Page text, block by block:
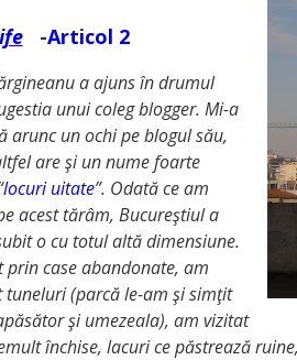
-Articol 2
a ajuns în drumul
unui coleg blogger. Mi-a
arunc un ochi pe blogul său,
are şi un nume foarte
locuri uitate”. Odată ce am
acest tărâm, Bucureştiul a
o cu totul altă dimensiune.
prin case abandonate, am
(parcă le-am şi simţit
şi umezeala), am vizitat
închise, lacuri ce păstrează